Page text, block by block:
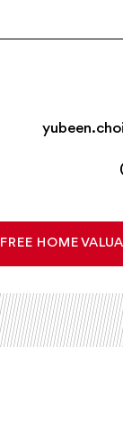
FREE HOME